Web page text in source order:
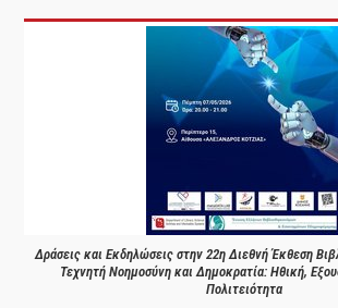
Δράσεις και Εκδηλώσεις στην 22η Διεθνή Έκθεση
Τεχνητή Νοημοσύνη και Δημοκρατία: Ηθική,
Πολιτειότητα